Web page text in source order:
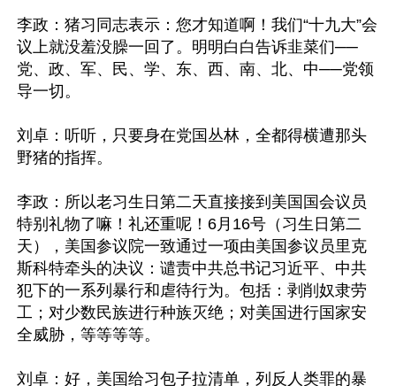
李政：猪习同志表示：您才知道啊！我们“十九大”会
议上就没羞没臊一回了。明明白白告诉韭菜们──
党、政、军、民、学、东、西、南、北、中──党领
导一切。
刘卓：听听，只要身在党国丛林，全都得横遭那头
野猪的指挥。
李政：所以老习生日第二天直接接到美国国会议员
特别礼物了嘛！礼还重呢！6月16号（习生日第二
天），美国参议院一致通过一项由美国参议员里克
斯科特牵头的决议：谴责中共总书记习近平、中共
犯下的一系列暴行和虐待行为。包括：剥削奴隶劳
工；对少数民族进行种族灭绝；对美国进行国家安
全威胁，等等等等。
刘卓：好，美国给习包子拉清单，列反人类罪的暴